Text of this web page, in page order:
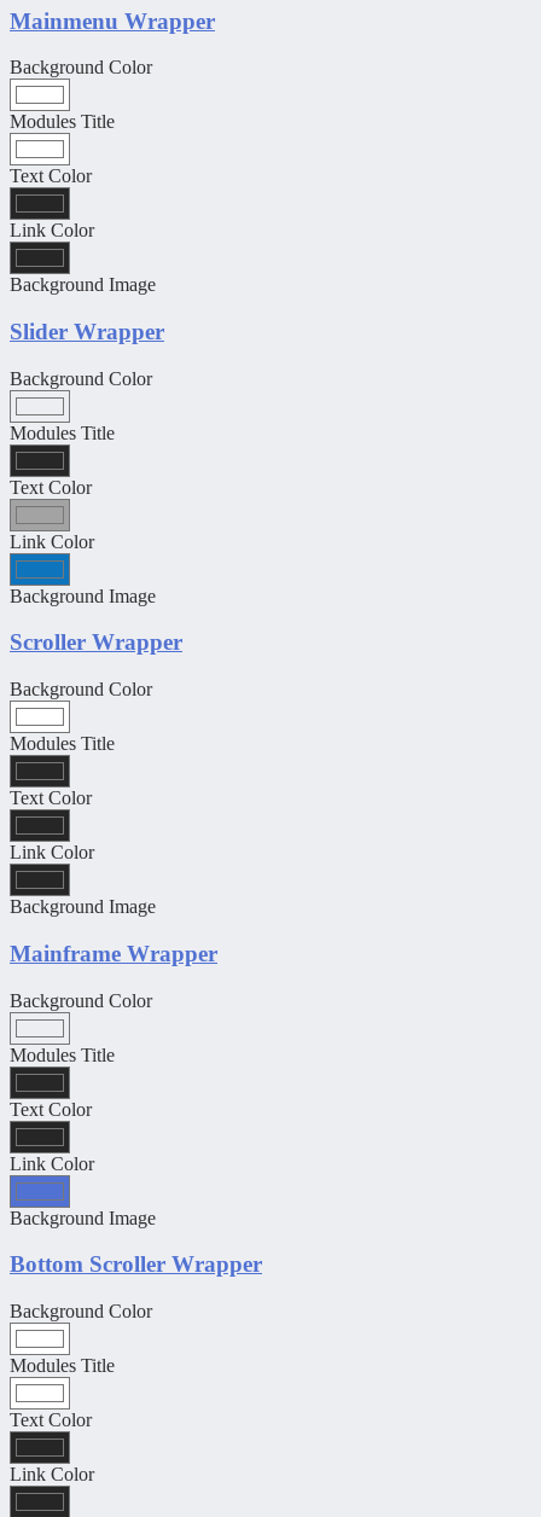
Mainmenu Wrapper
Background Color
Modules Title
Text Color
Link Color
Background Image
Slider Wrapper
Background Color
Modules Title
Text Color
Link Color
Background Image
Scroller Wrapper
Background Color
Modules Title
Text Color
Link Color
Background Image
Mainframe Wrapper
Background Color
Modules Title
Text Color
Link Color
Background Image
Bottom Scroller Wrapper
Background Color
Modules Title
Text Color
Link Color